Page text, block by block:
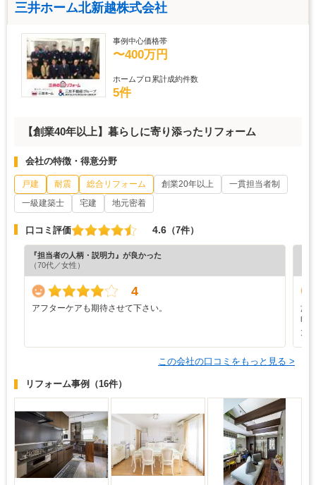
三井ホーム北新越株式会社
事例中心価格帯
〜400万円
ホームプロ累計成約件数
5件
【創業40年以上】暮らしに寄り添ったリフォーム
会社の特徴・得意分野
戸建 耐震 総合リフォーム 創業20年以上
一貫担当者制
一級建築士
宅建 地元密着
口コミ評価 4.6 （7件）
『担当者の人柄・説明力』が良かった
（70代／女性）
4
アフターケアも期待させて下さい。
施
明
大
この会社の口コミをもっと見る >
リフォーム事例 （16件）